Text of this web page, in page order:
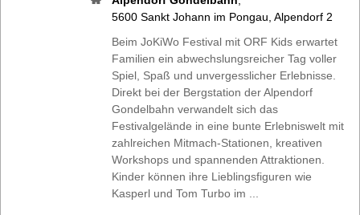
5600 Sankt Johann im Pongau ,Alpendorf 2
Beim JoKiWo Festival mit ORF Kids erwartet
Familien ein abwechslungsreicher Tag voller
Spiel, Spaß und unvergesslicher Erlebnisse.
Direkt bei der Bergstation der Alpendorf
Gondelbahn verwandelt sich das
Festivalgelände in eine bunte Erlebniswelt mit
zahlreichen Mitmach-Stationen, kreativen
Workshops und spannenden Attraktionen.
Kinder können ihre Lieblingsfiguren wie
Kasperl und Tom Turbo im ...